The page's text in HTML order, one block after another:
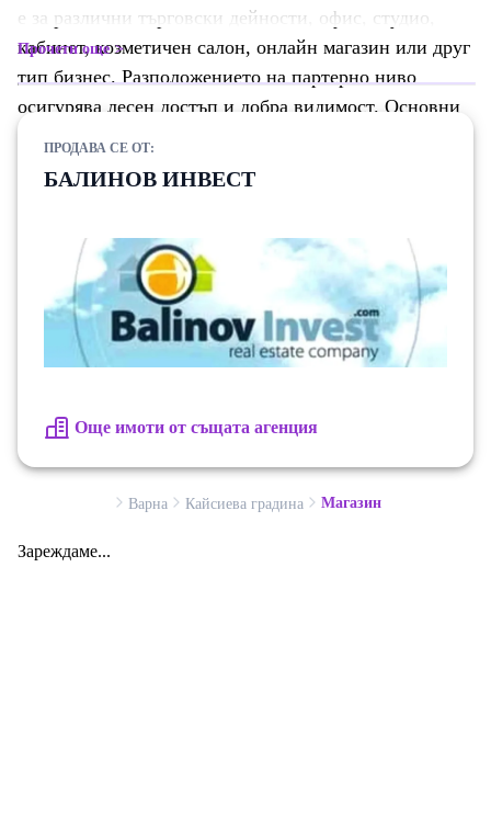
е за различни търговски дейности, офис, студио,
кабинет, козметичен салон, онлайн магазин или друг
тип бизнес. Разположението на партерно ниво
осигурява лесен достъп и добра видимост. Основни
Възможност за покупка с ипотечен кредит Имотът е
добра възможност както за собствен бизнес, така и
за инвестиция с цел отдаване под наем.
Прочети още
ПРОДАВА СЕ ОТ:
БАЛИНОВ ИНВЕСТ
Още имоти от същата агенция
Варна Кайсиева градина Магазин
Зареждаме...